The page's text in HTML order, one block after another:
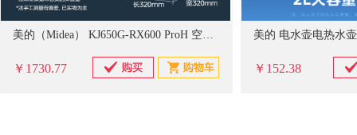
美的（Midea） KJ650G-RX600 ProH 空气净化器
￥1730.77 ￥152.38